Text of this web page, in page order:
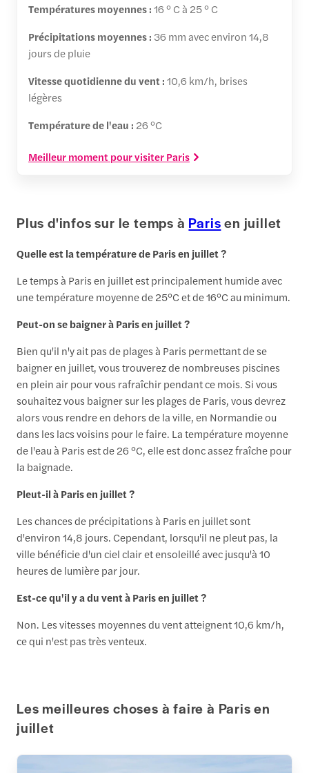
Températures moyennes :16 ° C à 25 ° C
Précipitations moyennes : 36 mm avec environ 14,8
jours de pluie
Vitesse quotidienne du vent :10,6 km/h, brises
légères
Température de l'eau : 26 °C
Meilleur moment pour visiter Paris
Plus d'infos sur le temps à Parisen juillet
Quelle est la température de Paris en juillet ?
Le temps à Paris en juillet est principalement humide avec
une température moyenne de 25°C et de 16°C au minimum.
Peut-on se baigner à Paris en juillet ?
Bien qu'il n'y ait pas de plages à Paris permettant de se
baigner en juillet, vous trouverez de nombreuses piscines
en plein air pour vous rafraîchir pendant ce mois. Si vous
souhaitez vous baigner sur les plages de Paris, vous devrez
alors vous rendre en dehors de la ville, en Normandie ou
dans les lacs voisins pour le faire. La température moyenne
de l'eau à Paris est de 26 °C, elle est donc assez fraîche pour
la baignade.
Pleut-il à Paris en juillet ?
Les chances de précipitations à Paris en juillet sont
d'environ 14,8 jours. Cependant, lorsqu'il ne pleut pas, la
ville bénéficie d'un ciel clair et ensoleillé avec jusqu'à 10
heures de lumière par jour.
Est-ce qu'il y a du vent à Paris en juillet ?
Non. Les vitesses moyennes du vent atteignent 10,6 km/h,
ce qui n'est pas très venteux.
Les meilleures choses à faire à Paris en
juillet